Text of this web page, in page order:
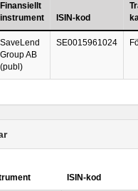
Finansiellt
instrument
ISIN-kod
SaveLend
Group AB
(publ)
SE0015961024
ISIN-kod